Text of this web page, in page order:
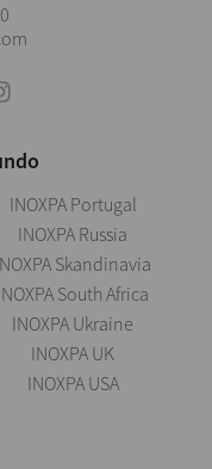
INOXPA Portugal
INOXPA Russia
Skandinavia
South Africa
INOXPA Ukraine
INOXPA UK
INOXPA USA